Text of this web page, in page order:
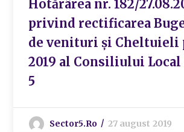
Hotărârea nr. 182/
privind rectificarea
de venituri și Cheltuieli
2019 al Consiliului Local
5
Sector5.ro 27 august 2019